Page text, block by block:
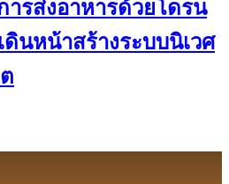
ารส่งอาหารด้วยโดรน
นหน้าสร้างระบบนิเวศ